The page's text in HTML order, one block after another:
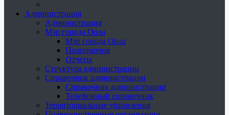
Администрация
Администрация
Мэр города Орла
Мэр города Орла
Полномочия
Отчеты
Структура администрации
Справочник администрации
Справочник администрации
Телефонный справочник
Территориальные управления